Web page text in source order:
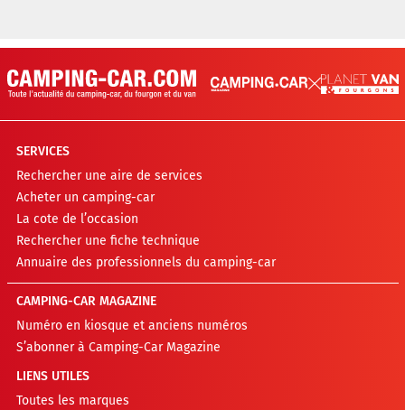
SERVICES
Rechercher une aire de services
Acheter un camping-car
La cote de l’occasion
Rechercher une fiche technique
Annuaire des professionnels du camping-car
CAMPING-CAR MAGAZINE
Numéro en kiosque et anciens numéros
S’abonner à Camping-Car Magazine
LIENS UTILES
Toutes les marques